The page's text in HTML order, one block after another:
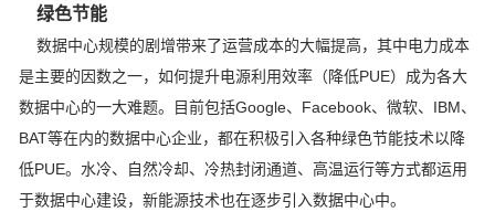
绿色节能
数据中心规模的剧增带来了运营成本的大幅提高，其中电力成本
是主要的因数之一，如何提升电源利用效率（降低PUE）成为各大
数据中心的一大难题。目前包括Google、Facebook、微软、IBM、
BAT等在内的数据中心企业，都在积极引入各种绿色节能技术以降
低PUE。水冷、自然冷却、冷热封闭通道、高温运行等方式都运用
于数据中心建设，新能源技术也在逐步引入数据中心中。